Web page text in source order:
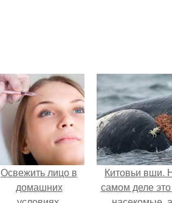
Освежить лицо в
домашних
Китовьи вши.
самом деле